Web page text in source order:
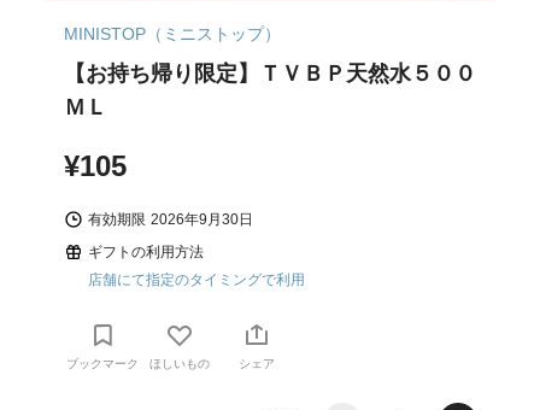
MINISTOP（ミニストップ）
【お持ち帰り限定】ＴＶＢＰ天然水５００
ＭＬ
¥105
有効期限 2026年9月30日
ギフトの利用方法
店舗にて指定のタイミングで利用
ブックマーク ほしいもの シェア